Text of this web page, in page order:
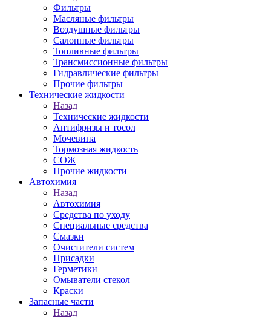
Фильтры
Масляные фильтры
Воздушные фильтры
Салонные фильтры
Топливные фильтры
Трансмиссионные фильтры
Гидравлические фильтры
Прочие фильтры
Технические жидкости
Назад
Технические жидкости
Антифризы и тосол
Мочевина
Тормозная жидкость
СОЖ
Прочие жидкости
Автохимия
Назад
Автохимия
Средства по уходу
Специальные средства
Смазки
Очистители систем
Присадки
Герметики
Омыватели стекол
Краски
Запасные части
Назад